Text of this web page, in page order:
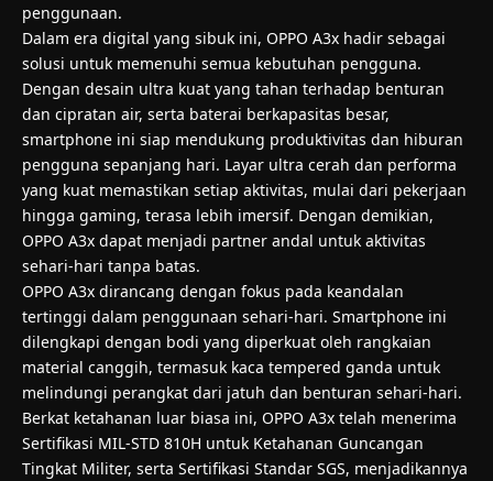
penggunaan.
Dalam era digital yang sibuk ini, OPPO A3x hadir sebagai
solusi untuk memenuhi semua kebutuhan pengguna.
Dengan desain ultra kuat yang tahan terhadap benturan
dan cipratan air, serta baterai berkapasitas besar,
smartphone ini siap mendukung produktivitas dan hiburan
pengguna sepanjang hari. Layar ultra cerah dan performa
yang kuat memastikan setiap aktivitas, mulai dari pekerjaan
hingga gaming, terasa lebih imersif. Dengan demikian,
OPPO A3x dapat menjadi partner andal untuk aktivitas
sehari-hari tanpa batas.
OPPO A3x dirancang dengan fokus pada keandalan
tertinggi dalam penggunaan sehari-hari. Smartphone ini
dilengkapi dengan bodi yang diperkuat oleh rangkaian
material canggih, termasuk kaca tempered ganda untuk
melindungi perangkat dari jatuh dan benturan sehari-hari.
Berkat ketahanan luar biasa ini, OPPO A3x telah menerima
Sertifikasi MIL-STD 810H untuk Ketahanan Guncangan
Tingkat Militer, serta Sertifikasi Standar SGS, menjadikannya